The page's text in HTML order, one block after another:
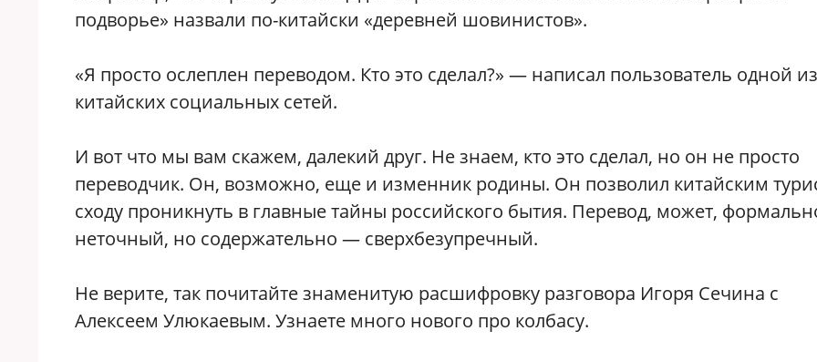
подворье» назвали по-китайски «деревней шовинистов».
«Я просто ослеплен переводом. Кто это сделал?» — написал пользователь одной из
китайских социальных сетей.
И вот что мы вам скажем, далекий друг. Не знаем, кто это сделал, но он не просто
переводчик. Он, возможно, еще и изменник родины. Он позволил китайским
сходу проникнуть в главные тайны российского бытия. Перевод, может,
неточный, но содержательно — сверхбезупречный.
Не верите, так почитайте знаменитую расшифровку разговора Игоря Сечина с
Алексеем Улюкаевым. Узнаете много нового про колбасу.